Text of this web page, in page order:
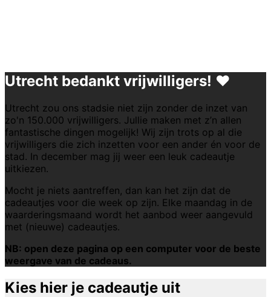
Utrecht bedankt vrijwilligers! ♥
Utrecht zou ons stadsie niet zijn zonder de inzet van
zo'n 150.000 vrijwilligers. Jullie maken met z’n allen
fantastische dingen mogelijk! Wij zijn trots op al die
vrijwilligers die zich inzetten voor een ander én voor de
stad. In december mag jij weer een leuk cadeautje
uitkiezen.
Mocht je niets aantreffen, dan kan het zijn dat de
cadeautjes voor die week op zijn. Elke maandag in de
waarderingsmaand wordt het aanbod weer aangevuld
met (nieuwe) cadeautjes.
NB: open deze pagina op een computer voor de beste
weergave van de cadeaus.
Kies hier je cadeautje uit